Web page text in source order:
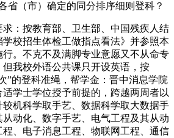
省（市）确定的同分排序细则登科？
按教育部、卫生部、中国残疾人结
校招生体检工做指点看法》并参照本
。不克不及满脚专业意愿又不从命专
我校外语公共课只开设英语，按
”的登科准绳，帮学金：晋中消息学院
学士学位授予前提的，跨越两周者以
机科学取手艺、数据科学取大数据手
动化、数字手艺、电气工程及其从动
、电子消息工程、物联网工程、通信